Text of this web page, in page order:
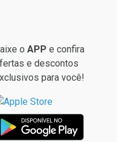
o APP e confira
e descontos
para você!